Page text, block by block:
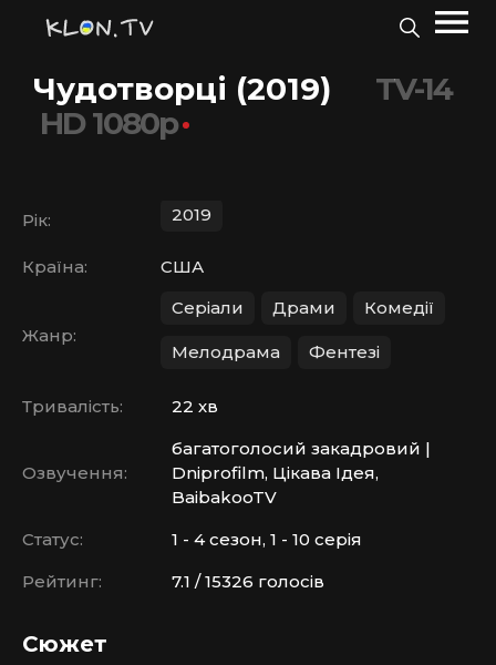
Чудотворці (2019)
TV-14
HD 1080p
Рік: 2019
Країна: США
Жанр:
Серіали Драми Комедії
Мелодрама Фентезі
Тривалість: 22 хв
Озвучення:
багатоголосий закадровий |
Dniprofilm, Цікава Ідея,
BaibakooTV
Статус:
1 - 4 сезон, 1 - 10 серія
Рейтинг:
7.1 / 15326 голосів
Сюжет